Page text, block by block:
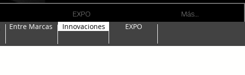
EXPO Más...
Entre Marcas Innovaciones EXPO